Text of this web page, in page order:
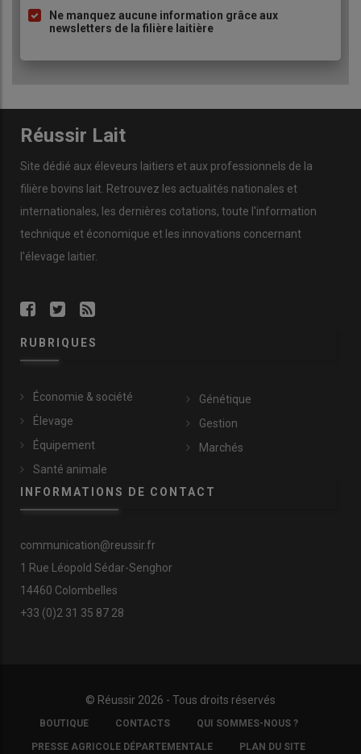
Ne manquez aucune information grâce aux
newsletters de la filière laitière
Réussir Lait
Site dédié aux éleveurs laitiers et aux professionnels de la
filière bovins lait. Retrouvez les actualités nationales et
internationales, les dernières cotations, toute l'information
technique et économique et les innovations concernant
l'élevage laitier.
RUBRIQUES
Économie & société
Élevage
Équipement
Santé animale
Génétique
Gestion
Marchés
INFORMATIONS DE CONTACT
communication@reussir.fr
1 Rue Léopold Sédar-Senghor
14460 Colombelles
+33 (0)2 31 35 87 28
© Réussir 2026 - Tous droits réservés
FOOTER
COPYRIGHT
BOUTIQUE CONTACTS QUI SOMMES-NOUS ?
PRESSE AGRICOLE DÉPARTEMENTALE PLAN DU SITE